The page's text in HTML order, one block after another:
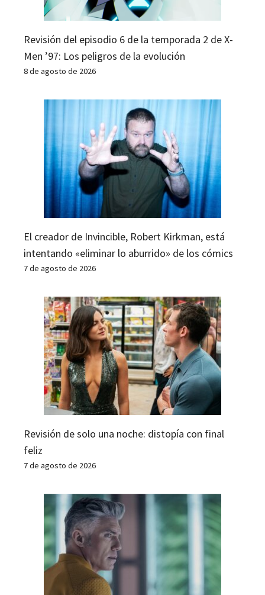
Revisión del episodio 6 de la temporada 2 de X-
Men ’97: Los peligros de la evolución
8 de agosto de 2026
El creador de Invincible, Robert Kirkman, está
intentando «eliminar lo aburrido» de los cómics
7 de agosto de 2026
Revisión de solo una noche: distopía con final
feliz
7 de agosto de 2026